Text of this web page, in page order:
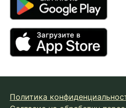
Политика